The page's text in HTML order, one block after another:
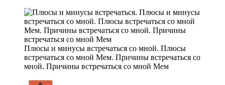
Плюсы и минусы встречаться со мной. Плюсы
встречаться со мной Мем. Причины встречаться со
мной. Причины встречаться со мной Мем